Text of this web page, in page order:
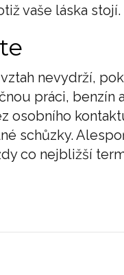
vaše láska stojí.
nevydrží,
práci, benzín
osobního
schůzky.
co nejbližší